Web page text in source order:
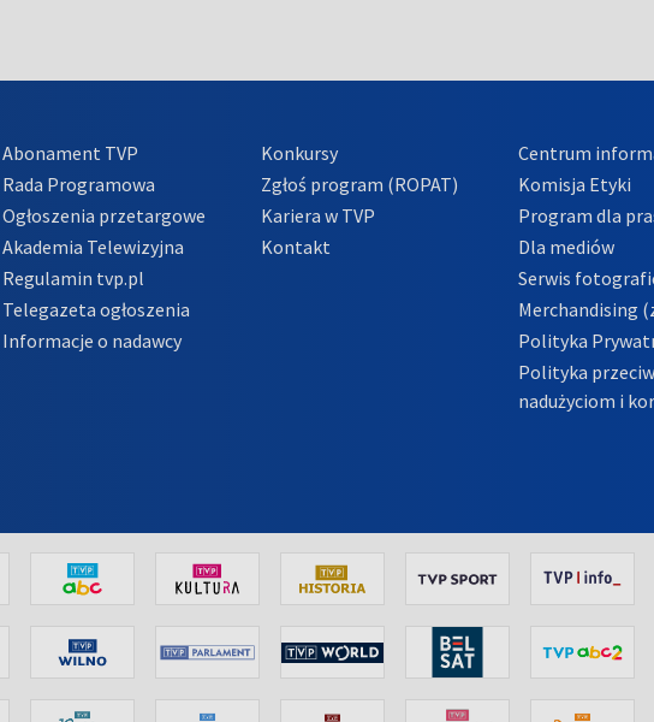
Abonament TVP
Rada Programowa
Ogłoszenia przetargowe
Akademia Telewizyjna
Regulamin tvp.pl
Telegazeta ogłoszenia
Informacje o nadawcy
Konkursy
Zgłoś program (ROPAT)
Kariera w TVP
Kontakt
Centrum
Komisja Etyki
Program dla
Dla mediów
Serwis
Merchandising
Polityka
Polityka
nadużyciom i